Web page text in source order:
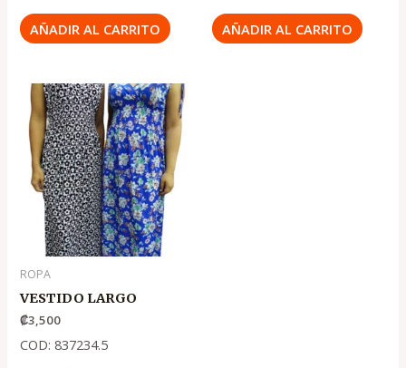
AÑADIR AL CARRITO AÑADIR AL CARRITO
ROPA
VESTIDO LARGO
₡3,500
COD: 837234.5